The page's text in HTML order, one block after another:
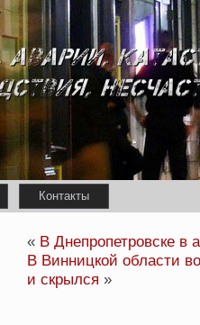
Контакты
« В Днепропетровске в
В Винницкой области
и скрылся »